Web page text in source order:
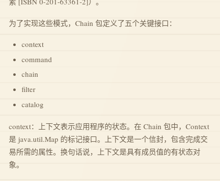
为了实现这些模式，Chain 包定义了五个关键接口：
context
command
chain
filter
catalog
context：上下文表示应用程序的状态。在 Chain 包中，Context
是 java.util.Map 的标记接口。上下文是一个信封，包含完成交
易所需的属性。换句话说，上下文是具有成员值的有状态对
象。